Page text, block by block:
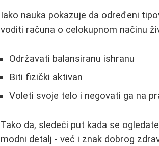
Iako nauka pokazuje da određeni
voditi računa o celokupnom načinu
Održavati balansiranu ishranu
Biti fizički aktivan
Voleti svoje telo i negovati ga na
Tako da, sledeći put kada se
modni detalj - već i znak dobrog